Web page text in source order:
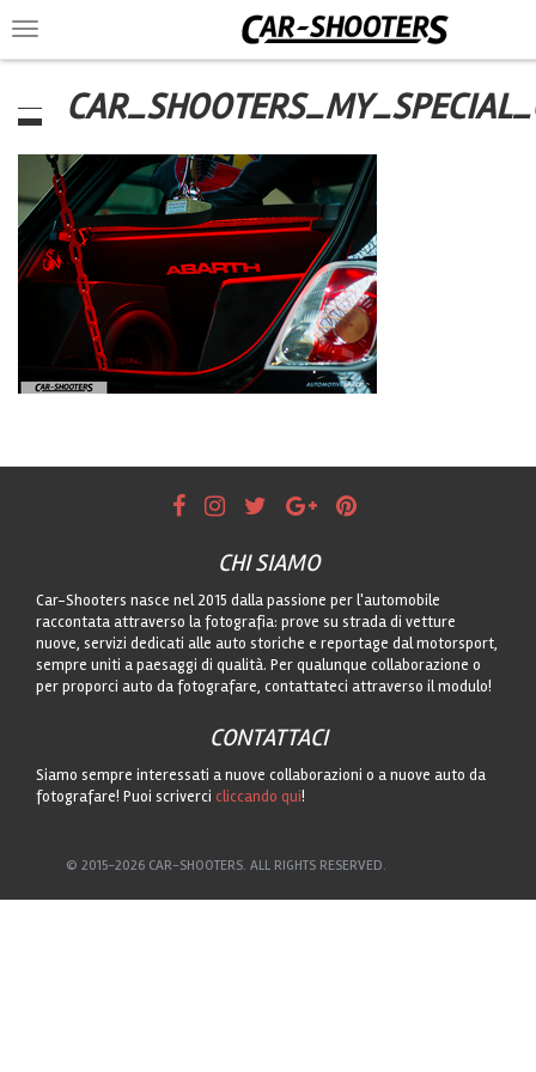
Toggle
navigation
CHI SIAMO
Car-Shooters nasce nel 2015 dalla passione per l'automobile
raccontata attraverso la fotografia: prove su strada di vetture
nuove, servizi dedicati alle auto storiche e reportage dal motorsport,
sempre uniti a paesaggi di qualità. Per qualunque collaborazione o
per proporci auto da fotografare, contattateci attraverso il modulo!
CONTATTACI
Siamo sempre interessati a nuove collaborazioni o a nuove auto da
fotografare! Puoi scriverci cliccando qui!
© 2015-2026 CAR-SHOOTERS. ALL RIGHTS RESERVED.